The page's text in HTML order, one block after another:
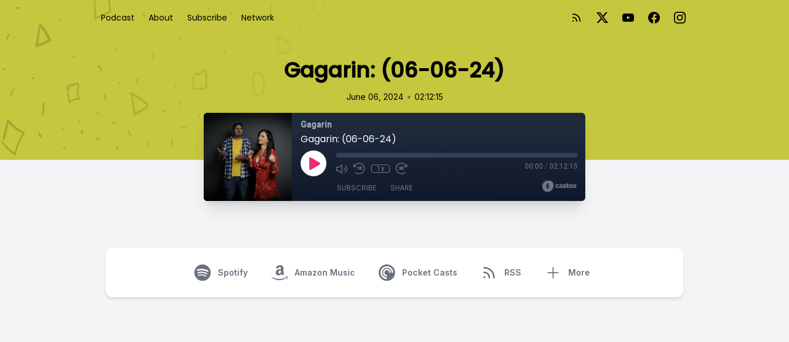
Podcast About Subscribe Network
Gagarin: (06-06-24)
June 06, 2024 • 02:12:15
Gagarin
Gagarin: (06-06-24)
1x 00:00 / 02:12:15
SUBSCRIBE SHARE
Spotify Amazon Music Pocket Casts RSS More